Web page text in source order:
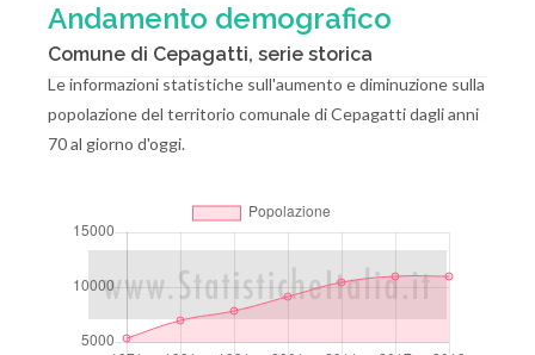
Andamento demografico
Comune di Cepagatti, serie storica
Le informazioni statistiche sull'aumento e diminuzione sulla
popolazione del territorio comunale di Cepagatti dagli anni
70 al giorno d'oggi.